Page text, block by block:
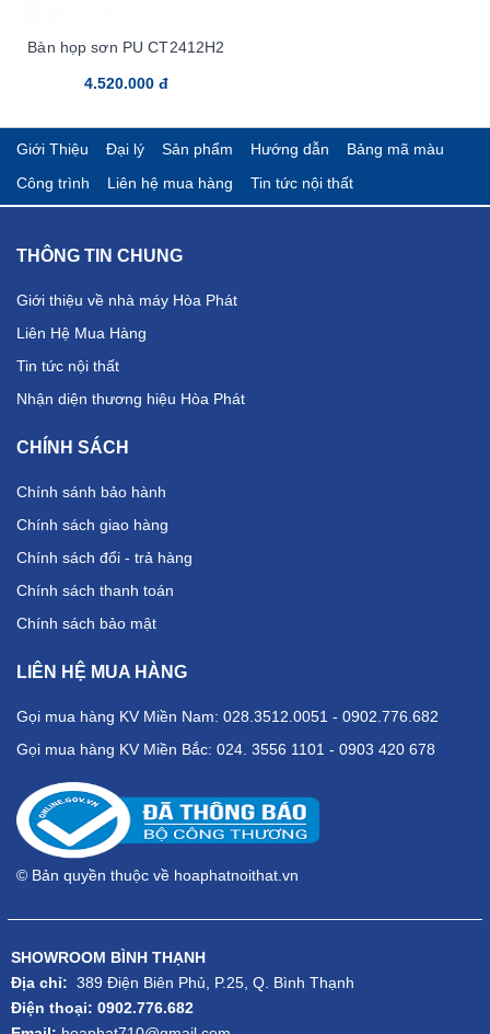
Bàn họp sơn PU CT2412H2
4.520.000 đ
Giới Thiệu Đại lý Sản phẩm Hướng dẫn
Bảng mã màu
Công trình
Liên hệ mua hàng Tin tức nội thất
THÔNG TIN CHUNG
Giới thiệu về nhà máy Hòa Phát
Liên Hệ Mua Hàng
Tin tức nội thất
Nhận diện thương hiệu Hòa Phát
CHÍNH SÁCH
Chính sánh bảo hành
Chính sách giao hàng
Chính sách đổi - trả hàng
Chính sách thanh toán
Chính sách bảo mật
LIÊN HỆ MUA HÀNG
Gọi mua hàng KV Miền Nam: 028.3512.0051 - 0902.776.682
Gọi mua hàng KV Miền Bắc: 024. 3556 1101 - 0903 420 678
© Bản quyền thuộc về hoaphatnoithat.vn
SHOWROOM BÌNH THẠNH
Địa chỉ: 389 Điện Biên Phủ, P.25, Q. Bình Thạnh
Điện thoại: 0902.776.682